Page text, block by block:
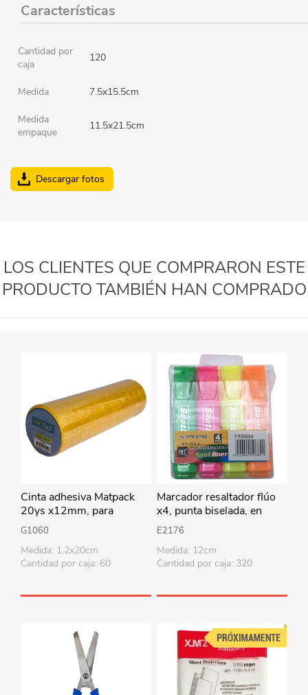
Características
Cantidad por
caja
120
Medida 7.5x15.5cm
Medida
empaque
11.5x21.5cm
Descargar fotos
LOS CLIENTES QUE COMPRARON ESTE
PRODUCTO TAMBIÉN HAN COMPRADO
Cinta adhesiva Matpack
20ys x12mm, para
cintero, PACK x12 rollos
G1060
Medida: 1.2x20cm
Cantidad por caja: 60
Marcador resaltador flúo
x4, punta biselada, en
estuche de PVC
E2176
Medida: 12cm
Cantidad por caja: 320